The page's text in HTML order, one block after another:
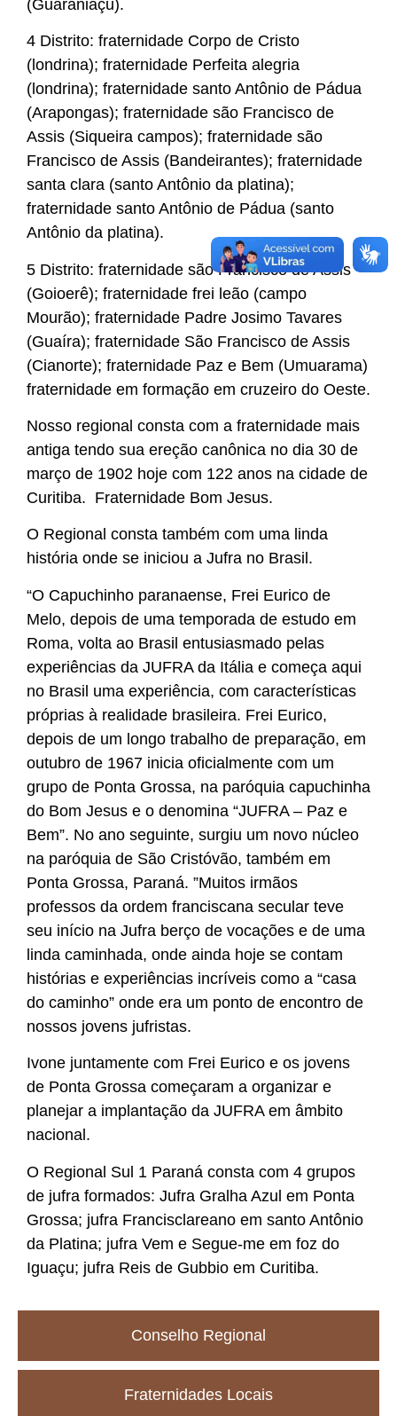
Conselho Regional
Fraternidades Locais
(Guaraniaçu).
4 Distrito: fraternidade Corpo de Cristo
(londrina); fraternidade Perfeita alegria
(londrina); fraternidade santo Antônio de Pádua
(Arapongas); fraternidade são Francisco de
Assis (Siqueira campos); fraternidade são
Francisco de Assis (Bandeirantes); fraternidade
santa clara (santo Antônio da platina);
fraternidade santo Antônio de Pádua (santo
Antônio da platina).
5 Distrito: fraternidade são Francisco de Assis
(Goioerê); fraternidade frei leão (campo
Mourão); fraternidade Padre Josimo Tavares
(Guaíra); fraternidade São Francisco de Assis
(Cianorte); fraternidade Paz e Bem (Umuarama)
fraternidade em formação em cruzeiro do Oeste.
Nosso regional consta com a fraternidade mais
antiga tendo sua ereção canônica no dia 30 de
março de 1902 hoje com 122 anos na cidade de
Curitiba. Fraternidade Bom Jesus.
O Regional consta também com uma linda
história onde se iniciou a Jufra no Brasil.
“O Capuchinho paranaense, Frei Eurico de
Melo, depois de uma temporada de estudo em
Roma, volta ao Brasil entusiasmado pelas
experiências da JUFRA da Itália e começa aqui
no Brasil uma experiência, com características
próprias à realidade brasileira. Frei Eurico,
depois de um longo trabalho de preparação, em
outubro de 1967 inicia oficialmente com um
grupo de Ponta Grossa, na paróquia capuchinha
do Bom Jesus e o denomina “JUFRA – Paz e
Bem”. No ano seguinte, surgiu um novo núcleo
na paróquia de São Cristóvão, também em
Ponta Grossa, Paraná. ”Muitos irmãos
professos da ordem franciscana secular teve
seu início na Jufra berço de vocações e de uma
linda caminhada, onde ainda hoje se contam
histórias e experiências incríveis como a “casa
do caminho” onde era um ponto de encontro de
nossos jovens jufristas.
Ivone juntamente com Frei Eurico e os jovens
de Ponta Grossa começaram a organizar e
planejar a implantação da JUFRA em âmbito
nacional.
O Regional Sul 1 Paraná consta com 4 grupos
de jufra formados: Jufra Gralha Azul em Ponta
Grossa; jufra Francisclareano em santo Antônio
da Platina; jufra Vem e Segue-me em foz do
Iguaçu; jufra Reis de Gubbio em Curitiba.